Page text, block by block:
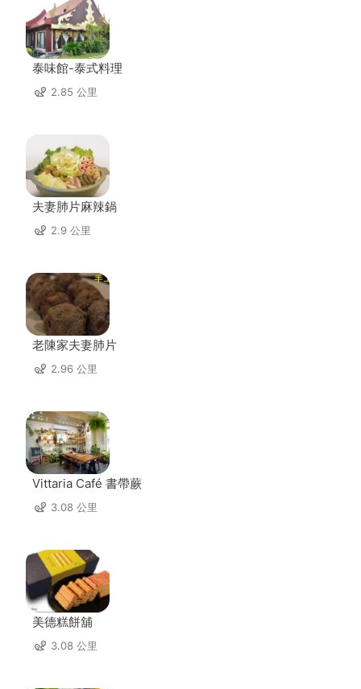
泰味館-泰式料理
2.85 公里
夫妻肺片麻辣鍋
2.9 公里
老陳家夫妻肺片
2.96 公里
Vittaria Café 書帶蕨
3.08 公里
美德糕餅舖
3.08 公里